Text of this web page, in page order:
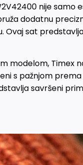
nije samo
dodatnu
Ovaj sat
modelom, Timex
s pažnjom
savršeni